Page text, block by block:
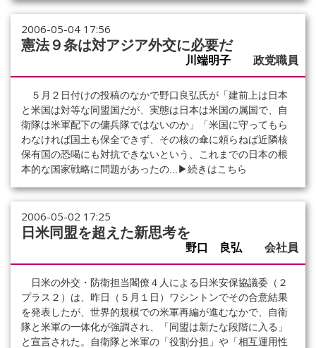
2006-05-04 17:56
憲法９条は対アジア外交に必要だ
川端明子 政党職員
５月２日付けの投稿のなかで野口良弘氏が「建前上は日本
と米国は対等な同盟国だが、実態は日本は米国の属国で、自
衛隊は米軍配下の傭兵隊ではないのか」「米国に守ってもら
わなければ国土も保全できず、その核の傘に頼らねば近隣核
保有国の恐喝にも対抗できないという、これまでの日本の根
本的な国家戦略に問題があったの...
▶続きはこちら
2006-05-02 17:25
日米同盟を超えた新思考を
野口 良弘 会社員
日米の外交・防衛担当閣僚４人による日米安保協議委（２
プラス２）は、昨日（５月１日）ワシントンでその合意結果
を発表したが、世界的規模での米軍再編が進むなかで、自衛
隊と米軍の一体化が強調され、「同盟は新たな段階に入る」
と宣言された。自衛隊と米軍の「役割分担」や「相互運用性